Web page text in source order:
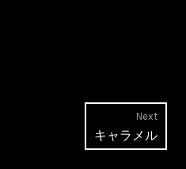
Next
Next
post:
キャラメル